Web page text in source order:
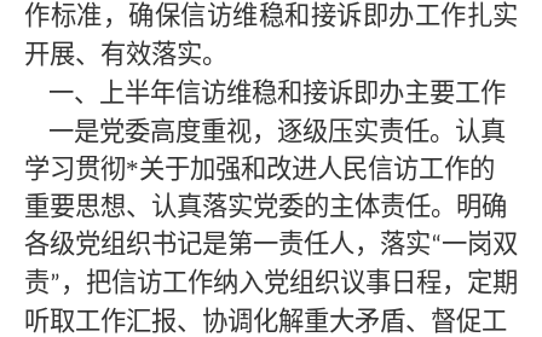
作标准，确保信访维稳和接诉即办工作扎实
开展、有效落实。
一、上半年信访维稳和接诉即办主要工作
一是党委高度重视，逐级压实责任。认真
学习贯彻*关于加强和改进人民信访工作的
重要思想、认真落实党委的主体责任。 明确
各级党组织书记是第一责任人，落实“一岗双
责”，把信访工作纳入党组织议事日程，定期
听取工作汇报、协调化解重大矛盾、督促工